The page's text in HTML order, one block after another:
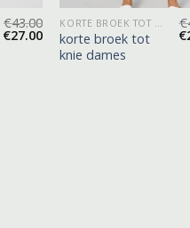
€43.00
€27.00
korte broek tot
knie dames
€
€